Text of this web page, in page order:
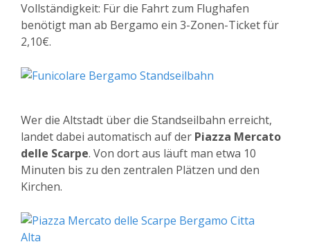
Vollständigkeit: Für die Fahrt zum Flughafen
benötigt man ab Bergamo ein 3-Zonen-Ticket für
2,10€.
Wer die Altstadt über die Standseilbahn erreicht,
landet dabei automatisch auf der Piazza Mercato
delle Scarpe. Von dort aus läuft man etwa 10
Minuten bis zu den zentralen Plätzen und den
Kirchen.